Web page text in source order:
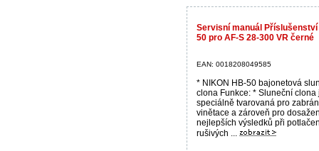
Servisní manuál
50 pro AF-S 28-300 VR černé
EAN: 0018208049585
* NIKON HB-50 bajonetová
clona Funkce: * Sluneční clona
speciálně tvarovaná pro
vinětace a zároveň pro
nejlepších výsledků při
rušivých ...